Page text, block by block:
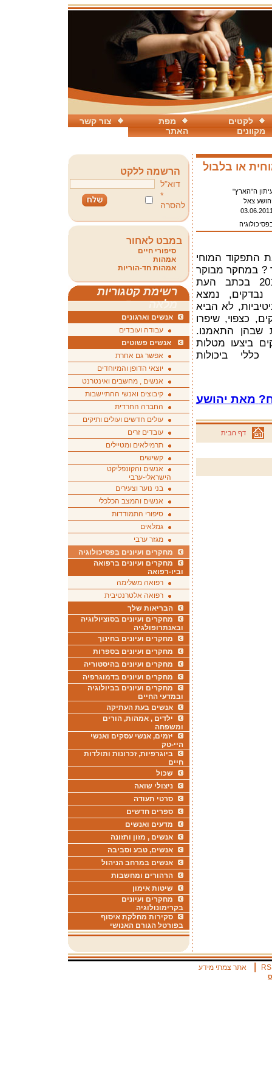
צור קשר
מפת
האתר
לקטים
מקוונים
או בלבול
ה"הארץ"
צאל
התפקוד המוחי
? במחקר מבוקר
שבו השתתפו 11,430 נבדקים, נמצא
לא הביא
כצפוי, שיפרו
שבהן התאמנו.
ביצעו מטלות
ביכולות
? מאת יהושע
דף הבית
הרשמה ללקט
דוא"ל
*
להסרה
במבט לאחור
סיפורי חיים
אמהות
אמהות חד-הוריות
רשימת קטגוריות
מלאה
אנשים וארגונים
עבודה ועובדים
אנשים פשוטים
אפשר גם אחרת
יוצאי הדופן והמיוחדים
אנשים , מחשבים ואינטרנט
קיבוצים ואנשי ההתיישבות
החברה החרדית
עולים חדשים ועולים ותיקים
עובדים זרים
תרמילאים ומטיילים
קשישים
אנשים והקונפליקט
הישראלי-ערבי
בני נוער וצעירים
אנשים והמצב הכלכלי
סיפורי התמודדות
גמלאים
מגזר ערבי
מחקרים ועיונים בפסיכולוגיה
מחקרים ועיונים ברפואה
וביו-רפואה
רפואה משלימה
רפואה אלטרנטיבית
הבריאות שלך
מחקרים ועיונים בסוציולוגיה
ובאנתרופולגיה
מחקרים ועיונים בחינוך
מחקרים ועיונים בספרות
מחקרים ועיונים בהיסטוריה
מחקרים ועיונים בדמוגרפיה
מחקרים ועיונים בביולוגיה
ובמדעי החיים
אנשים בעת העתיקה
ילדים , אמהות, הורים
ומשפחה
יזמים, אנשי עסקים ואנשי
היי-טק
ביוגרפיות, זכרונות ותולדות
חיים
שכול
ניצולי שואה
סרטי תעודה
ספרים חדשים
מדעים ואנשים
אנשים , מזון ותזונה
אנשים, טבע וסביבה
אנשים במרחב הניהול
הרהורים ומחשבות
שיטות אימון
מחקרים ועיונים
בקרימונולוגיה
סקירות מחלקת איסוף
בפורטל הגורם האנושי
אתר צמתי מידע